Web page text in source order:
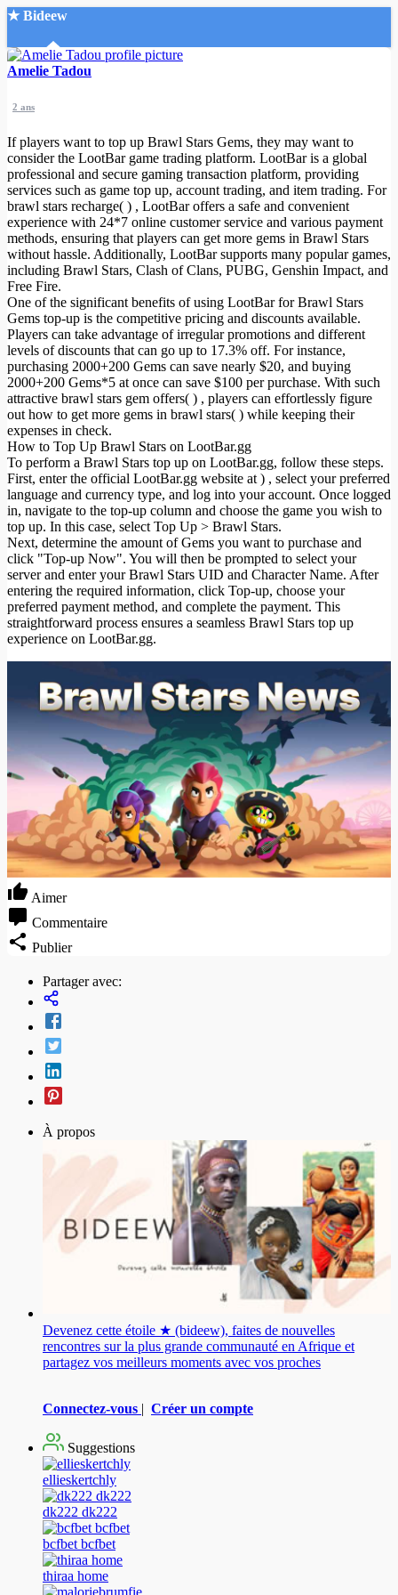
★ Bideew
Accueil
Recherche Avancée
Mon compte
Connexion
Créer un compte
Mode nuit
Amelie Tadou
2 ans
If players want to top up Brawl Stars Gems, they may want to
consider the LootBar game trading platform. LootBar is a global
professional and secure gaming transaction platform, providing
services such as game top up, account trading, and item trading. For
brawl stars recharge( ) , LootBar offers a safe and convenient
experience with 24*7 online customer service and various payment
methods, ensuring that players can get more gems in Brawl Stars
without hassle. Additionally, LootBar supports many popular games,
including Brawl Stars, Clash of Clans, PUBG, Genshin Impact, and
Free Fire.
One of the significant benefits of using LootBar for Brawl Stars
Gems top-up is the competitive pricing and discounts available.
Players can take advantage of irregular promotions and different
levels of discounts that can go up to 17.3% off. For instance,
purchasing 2000+200 Gems can save nearly $20, and buying
2000+200 Gems*5 at once can save $100 per purchase. With such
attractive brawl stars gem offers( ) , players can effortlessly figure
out how to get more gems in brawl stars( ) while keeping their
expenses in check.
How to Top Up Brawl Stars on LootBar.gg
To perform a Brawl Stars top up on LootBar.gg, follow these steps.
First, enter the official LootBar.gg website at ) , select your preferred
language and currency type, and log into your account. Once logged
in, navigate to the top-up column and choose the game you wish to
top up. In this case, select Top Up > Brawl Stars.
Next, determine the amount of Gems you want to purchase and
click "Top-up Now". You will then be prompted to select your
server and enter your Brawl Stars UID and Character Name. After
entering the required information, click Top-up, choose your
preferred payment method, and complete the payment. This
straightforward process ensures a seamless Brawl Stars top up
experience on LootBar.gg.
Aimer
Commentaire
Publier
Partager avec:
À propos
Devenez cette étoile ★ (bideew), faites de nouvelles
rencontres sur la plus grande communauté en Afrique et
partagez vos meilleurs moments avec vos proches
Connectez-vous | Créer un compte
Suggestions
ellieskertchly
dk222 dk222
bcfbet bcfbet
thiraa home